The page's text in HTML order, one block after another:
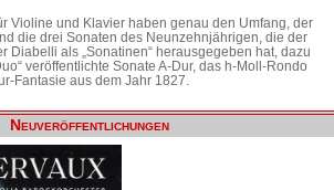
Violine und Klavier haben genau den Umfang, der
die drei Sonaten des Neunzehnjährigen, die der
Diabelli als „Sonatinen“ herausgegeben hat, dazu
veröffentlichte Sonate A-Dur, das h-Moll-Rondo
Fantasie aus dem Jahr 1827.
Neuveröffentlichungen